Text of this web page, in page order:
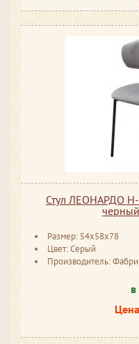
Стул ЛЕОНАРДО
Размер: 54x58x78
Цвет: Серый
Производитель: